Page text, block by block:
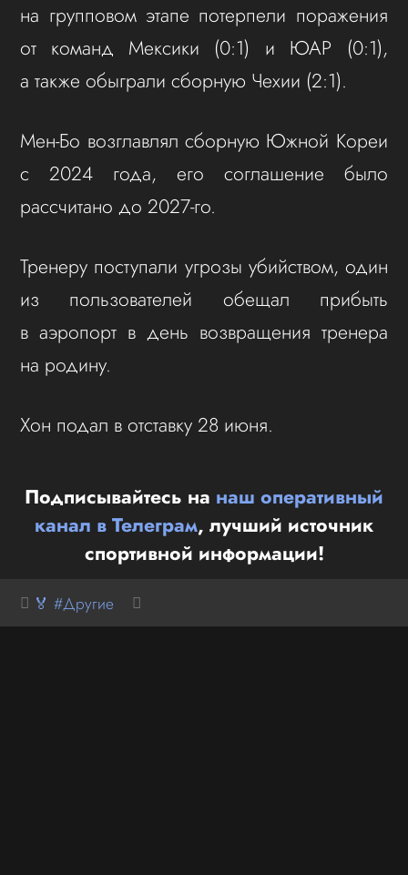
на групповом этапе потерпели поражения
от команд Мексики (0:1) и ЮАР (0:1),
а также обыграли сборную Чехии (2:1).
Мен‑Бо возглавлял сборную Южной Кореи
с 2024 года, его соглашение было
рассчитано до 2027‑го.
Тренеру поступали угрозы убийством, один
из пользователей обещал прибыть
в аэропорт в день возвращения тренера
на родину.
Хон подал в отставку 28 июня.
Подписывайтесь на наш оперативный
канал в Телеграм, лучший источник
спортивной информации!
🏅 #Другие